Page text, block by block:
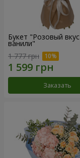
Букет "Розовый вкус
ванили"
1 777 грн
Заказать